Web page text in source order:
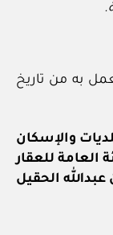
به من تاريخ
والإسكان
العامة للعقار
عبدالله الحقيل